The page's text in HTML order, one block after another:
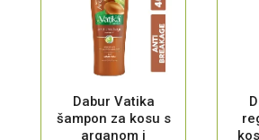
Dabur Vatika
šampon za kosu s
arganom i